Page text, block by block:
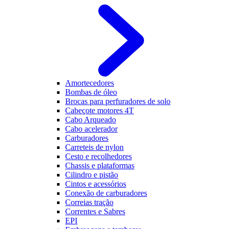
Amortecedores
Bombas de óleo
Brocas para perfuradores de solo
Cabeçote motores 4T
Cabo Arqueado
Cabo acelerador
Carburadores
Carreteis de nylon
Cesto e recolhedores
Chassis e plataformas
Cilindro e pistão
Cintos e acessórios
Conexão de carburadores
Correias tração
Correntes e Sabres
EPI